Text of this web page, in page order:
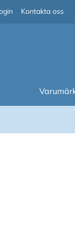
Kontakta oss